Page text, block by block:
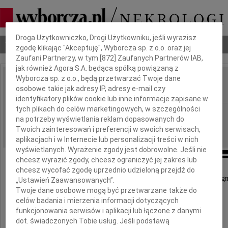
Nekrologi Odeszli Poradnik pogrzebowy
IMIĘ I NAZWISKO: Małgorzata Puławska
REGION: Łódź
DATA EMISJI: 15.09.2021
W dniu 12 września 2021 roku odeszła od nas
Dbamy o Twoją prywatność
Droga Użytkowniczko, Drogi Użytkowniku, jeśli wyrazisz
zgodę klikając "Akceptuję", Wyborcza sp. z o.o. oraz jej
Zaufani Partnerzy, w tym [872 ] Zaufanych Partnerów IAB,
jak również Agora S.A. będąca spółką powiązaną z
Wyborcza sp. z o.o., będą przetwarzać Twoje dane
osobowe takie jak adresy IP, adresy e-mail czy
identyfikatory plików cookie lub inne informacje zapisane w
tych plikach do celów marketingowych, w szczególności
na potrzeby wyświetlania reklam dopasowanych do
Twoich zainteresowań i preferencji w swoich serwisach,
aplikacjach i w Internecie lub personalizacji treści w nich
wyświetlanych. Wyrażenie zgody jest dobrowolne. Jeśli nie
chcesz wyrazić zgody, chcesz ograniczyć jej zakres lub
chcesz wycofać zgodę uprzednio udzieloną przejdź do
„Ustawień Zaawansowanych”.
Twoje dane osobowe mogą być przetwarzane także do
celów badania i mierzenia informacji dotyczących
funkcjonowania serwisów i aplikacji lub łączone z danymi
dot. świadczonych Tobie usług. Jeśli podstawą